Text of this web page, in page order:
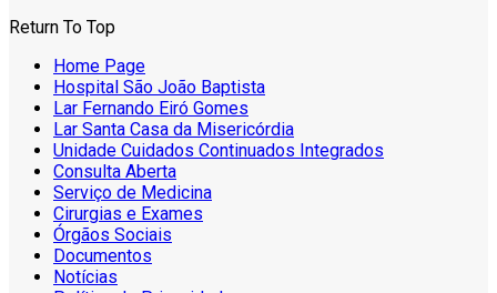
Return To Top
Home Page
Hospital São João Baptista
Lar Fernando Eiró Gomes
Lar Santa Casa da Misericórdia
Unidade Cuidados Continuados Integrados
Consulta Aberta
Serviço de Medicina
Cirurgias e Exames
Órgãos Sociais
Documentos
Notícias